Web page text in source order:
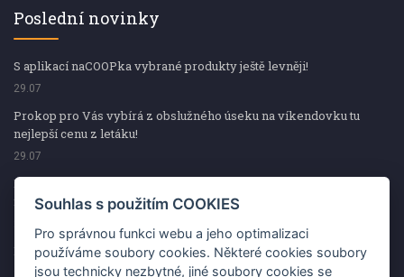
Poslední novinky
S aplikací naCOOPka vybrané produkty ještě levněji!
29.07
Prokop pro Vás vybírá z obslužného úseku na víkendovku tu
nejlepší cenu z letáku!
29.07
Prokop pro Vás vybírá z obslužného úseku na víkendovku tu
nejlepší cenu z letáku!
Kup špekáčky od Váhaly a vyhraj s naCOOPkou sekerku Fiskars
29.07
Souhlas s použitím COOKIES
Pro správnou funkci webu a jeho optimalizaci
používáme soubory cookies. Některé cookies soubory
jsou technicky nezbytné, jiné soubory cookies se